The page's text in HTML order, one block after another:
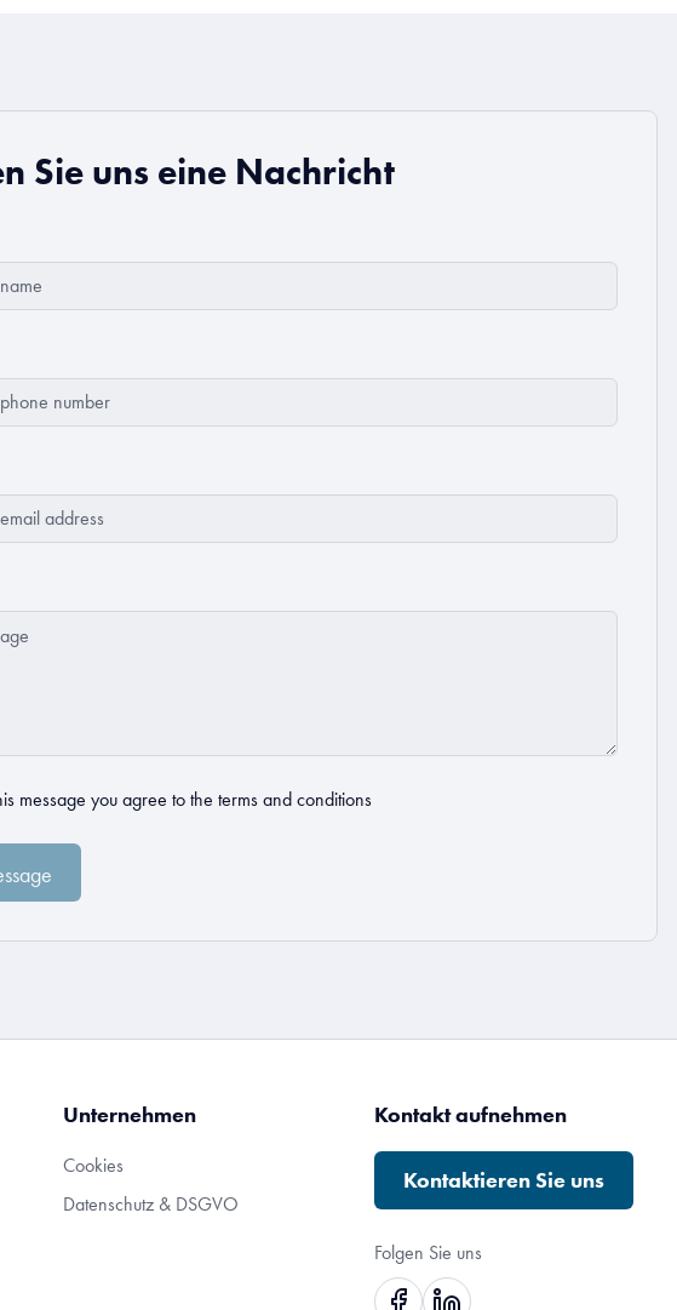
Sie uns eine Nachricht
message you agree to the terms and conditions
Unternehmen
Cookies
Datenschutz & DSGVO
Kontakt aufnehmen
Kontaktieren Sie uns
Folgen Sie uns